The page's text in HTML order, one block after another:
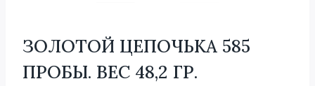
ЗОЛОТОЙ ЦЕПОЧЬКА 585
ПРОБЫ. BЕС 48,2 ГР.